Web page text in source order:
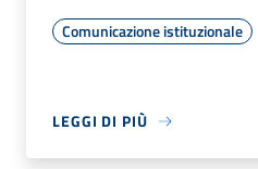
Comunicazione istituzionale
LEGGI DI PIÙ